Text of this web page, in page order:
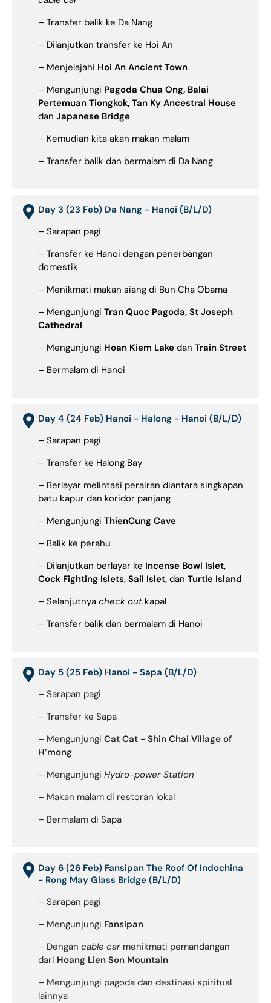
– Transfer balik ke Da Nang
– Dilanjutkan transfer ke Hoi An
– Menjelajahi Hoi An Ancient Town
– Mengunjungi Pagoda Chua Ong, Balai
Pertemuan Tiongkok, Tan Ky Ancestral House
dan Japanese Bridge
– Kemudian kita akan makan malam
– Transfer balik dan bermalam di Da Nang
Day 3 (23 Feb) Da Nang - Hanoi (B/L/D)
– Sarapan pagi
– Transfer ke Hanoi dengan penerbangan
domestik
– Menikmati makan siang di Bun Cha Obama
– Mengunjungi Tran Quoc Pagoda, St Joseph
Cathedral
– Mengunjungi Hoan Kiem Lake dan Train Street
– Bermalam di Hanoi
Day 4 (24 Feb) Hanoi - Halong - Hanoi (B/L/D)
– Sarapan pagi
– Transfer ke Halong Bay
– Berlayar melintasi perairan diantara singkapan
batu kapur dan koridor panjang
– Mengunjungi ThienCung Cave
– Balik ke perahu
– Dilanjutkan berlayar ke Incense Bowl Islet,
Cock Fighting Islets, Sail Islet, dan Turtle Island
– Selanjutnya check out kapal
– Transfer balik dan bermalam di Hanoi
Day 5 (25 Feb) Hanoi - Sapa (B/L/D)
– Sarapan pagi
– Transfer ke Sapa
– Mengunjungi Cat Cat - Shin Chai Village of
H’mong
– Mengunjungi Hydro-power Station
– Makan malam di restoran lokal
– Bermalam di Sapa
Day 6 (26 Feb) Fansipan The Roof Of Indochina
- Rong May Glass Bridge (B/L/D)
– Sarapan pagi
– Mengunjungi Fansipan
– Dengan cable car menikmati pemandangan
dari Hoang Lien Son Mountain
– Mengunjungi pagoda dan destinasi spiritual
lainnya